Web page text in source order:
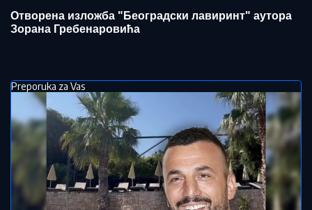
Отворена изложба "Београдски лавиринт" аутора
Зорана Гребенаровића
Preporuka za Vas